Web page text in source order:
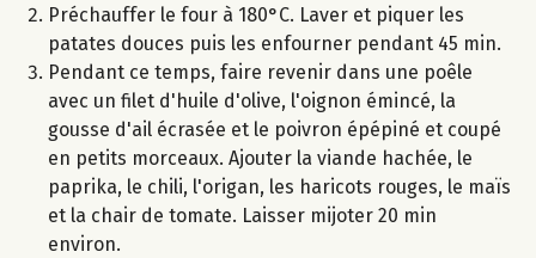
Préchauffer le four à 180°C. Laver et piquer les
patates douces puis les enfourner pendant 45 min.
Pendant ce temps, faire revenir dans une poêle
avec un filet d'huile d'olive, l'oignon émincé, la
gousse d'ail écrasée et le poivron épépiné et coupé
en petits morceaux. Ajouter la viande hachée, le
paprika, le chili, l'origan, les haricots rouges, le maïs
et la chair de tomate. Laisser mijoter 20 min
environ.